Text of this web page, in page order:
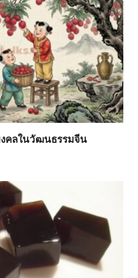
คลในวัฒนธรรมจีน